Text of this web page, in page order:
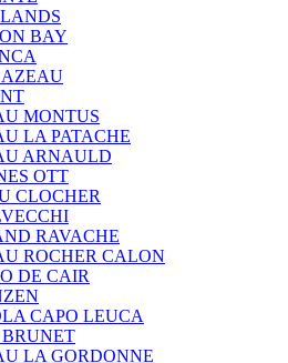
BAY
AZEAU
MONTUS
LA PATACHE
ARNAULD
OTT
CLOCHER
RAVACHE
ROCHER CALON
DE CAIR
CAPO LEUCA
LA GORDONNE